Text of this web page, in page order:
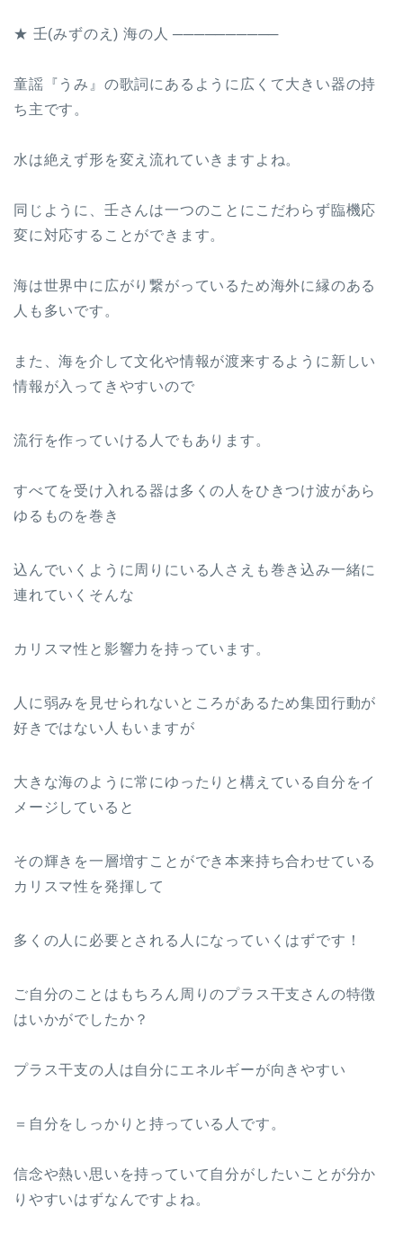
★ 壬(みずのえ) 海の人 ──────────
童謡『うみ』の歌詞にあるように広くて大きい器の持
ち主です。
水は絶えず形を変え流れていきますよね。
同じように、壬さんは一つのことにこだわらず臨機応
変に対応することができます。
海は世界中に広がり繋がっているため海外に縁のある
人も多いです。
また、海を介して文化や情報が渡来するように新しい
情報が入ってきやすいので
流行を作っていける人でもあります。
すべてを受け入れる器は多くの人をひきつけ波があら
ゆるものを巻き
込んでいくように周りにいる人さえも巻き込み一緒に
連れていくそんな
カリスマ性と影響力を持っています。
人に弱みを見せられないところがあるため集団行動が
好きではない人もいますが
大きな海のように常にゆったりと構えている自分をイ
メージしていると
その輝きを一層増すことができ本来持ち合わせている
カリスマ性を発揮して
多くの人に必要とされる人になっていくはずです！
ご自分のことはもちろん周りのプラス干支さんの特徴
はいかがでしたか？
プラス干支の人は自分にエネルギーが向きやすい
＝自分をしっかりと持っている人です。
信念や熱い思いを持っていて自分がしたいことが分か
りやすいはずなんですよね。